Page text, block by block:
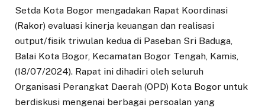
Setda Kota Bogor mengadakan Rapat Koordinasi
(Rakor) evaluasi kinerja keuangan dan realisasi
output/fisik triwulan kedua di Paseban Sri Baduga,
Balai Kota Bogor, Kecamatan Bogor Tengah, Kamis,
(18/07/2024). Rapat ini dihadiri oleh seluruh
Organisasi Perangkat Daerah (OPD) Kota Bogor untuk
berdiskusi mengenai berbagai persoalan yang